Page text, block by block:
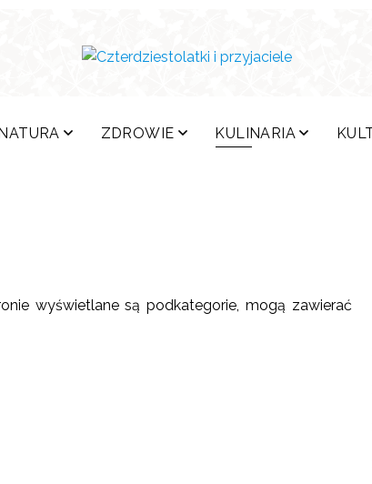
ZDROWIE KULINARIA
wyświetlane są podkategorie, mogą zawierać